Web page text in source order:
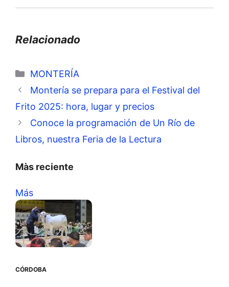
Relacionado
Categorías
MONTERÍA
Montería se prepara para el Festival del
Frito 2025: hora, lugar y precios
Conoce la programación de Un Río de
Libros, nuestra Feria de la Lectura
Màs reciente
Más
CÓRDOBA